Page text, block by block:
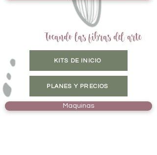
Tocando las fibras del arte
KITS DE INICIO
PLANES Y PRECIOS
Maquinas